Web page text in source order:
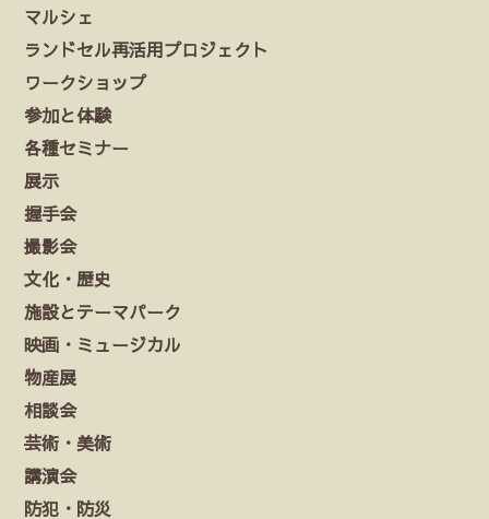
マルシェ
ランドセル再活用プロジェクト
ワークショップ
参加と体験
各種セミナー
展示
握手会
撮影会
文化・歴史
施設とテーマパーク
映画・ミュージカル
物産展
相談会
芸術・美術
講演会
防犯・防災